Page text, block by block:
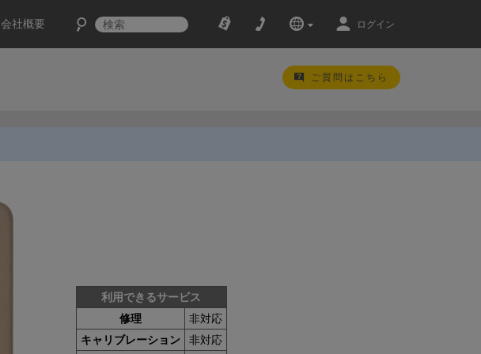
会社概要 ログイン
ご質問はこちら
利用できるサービス
修理
非対応
キャリブレーション
非対応